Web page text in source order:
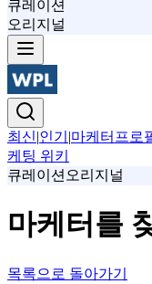
큐레이션
오리지널
최신|인기 |마케터프로
케팅 위키
큐레이션 오리지널
마케터를
목록으로 돌아가기